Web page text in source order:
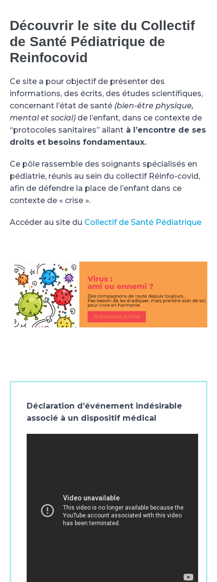
Découvrir le site du Collectif
de Santé Pédiatrique de
Reinfocovid
Ce site a pour objectif de présenter des
informations, des écrits, des études scientifiques,
concernant l’état de santé (bien-être physique,
mental et social) de l’enfant, dans ce contexte de
“protocoles sanitaires” allant à l’encontre de ses
droits et besoins fondamentaux.
Ce pôle rassemble des soignants spécialisés en
pédiatrie, réunis au sein du collectif Réinfo-covid,
afin de défendre la place de l’enfant dans ce
contexte de « crise ».
Accéder au site du Collectif de Santé Pédiatrique
Déclaration d’événement indésirable
associé à un dispositif médical